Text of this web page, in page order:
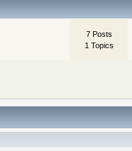
7 Posts
1 Topics